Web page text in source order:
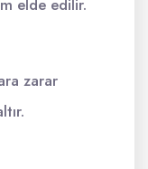
elde edilir.
zarar